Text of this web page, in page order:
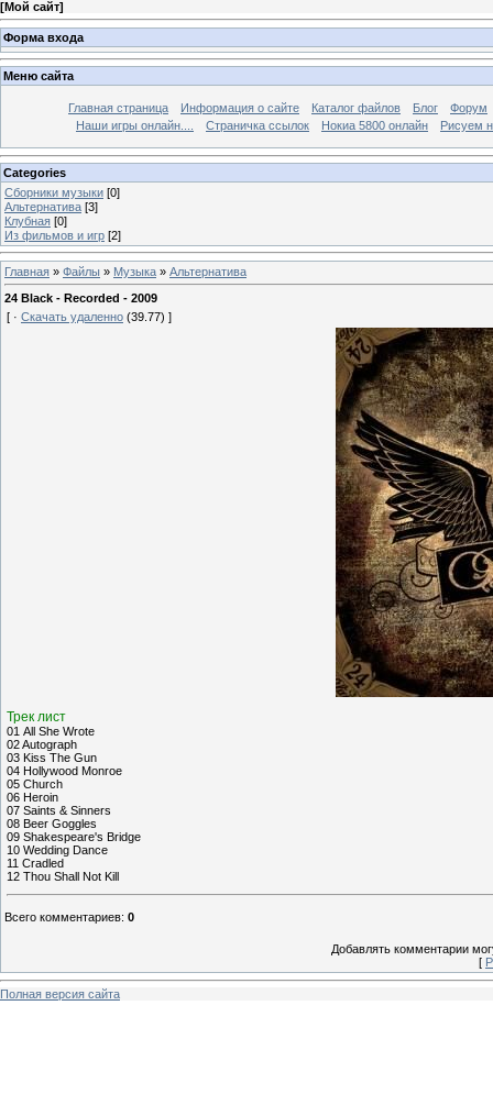
[Мой сайт]
Форма входа
Меню сайта
Главная страница Информация о сайте Каталог файлов Блог
Форум
Наши игры онлайн....
Страничка ссылок Нокиа 5800 онлайн Рисуем
Categories
Сборники музыки [0]
Альтернатива [3]
Клубная [0]
Из фильмов и игр [2]
Главная » Файлы » Музыка » Альтернатива
24 Black - Recorded - 2009
[ · Скачать удаленно (39.77) ]
Трек лист
01 All She Wrote
02 Autograph
03 Kiss The Gun
04 Hollywood Monroe
05 Church
06 Heroin
07 Saints & Sinners
08 Beer Goggles
09 Shakespeare's Bridge
10 Wedding Dance
11 Cradled
12 Thou Shall Not Kill
Всего комментариев: 0
Добавлять комментарии
[
Полная версия сайта